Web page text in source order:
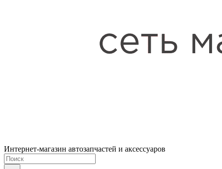
Интернет-магазин автозапчастей и аксессуаров